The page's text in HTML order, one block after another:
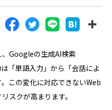
Googleの生成AI検索
「単語入力」から「会話によ
この変化に対応できないWeb
スクが高まります。